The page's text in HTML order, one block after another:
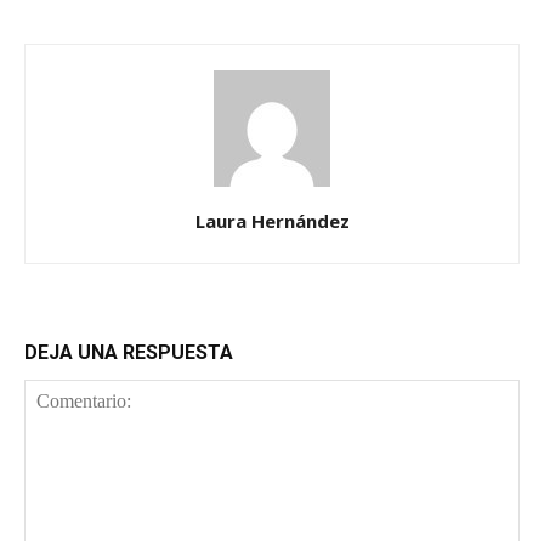
Laura Hernández
DEJA UNA RESPUESTA